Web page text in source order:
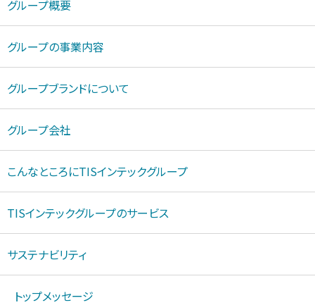
グループ概要
グループの事業内容
グループブランドについて
グループ会社
こんなところにTISインテックグループ
TISインテックグループのサービス
サステナビリティ
トップメッセージ